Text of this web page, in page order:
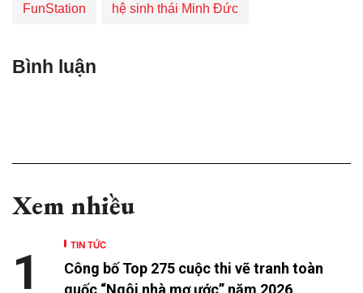
FunStation hệ sinh thái Minh Đức
Bình luận
Xem nhiều
TIN TỨC
Công bố Top 275 cuộc thi vẽ tranh toàn
quốc “Ngôi nhà mơ ước” năm 2026
1